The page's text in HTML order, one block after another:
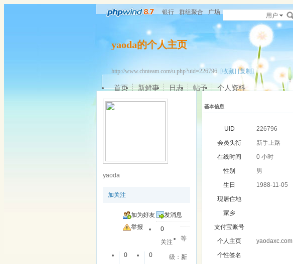
银行 群组聚合 广场 用户
yaoda的个人主页
http://www.chnteam.com/u.php?uid=226796 [收藏] [复制]
首页 新鲜事 日志 帖子 个人资料
yaoda
加关注
加为好友
发消息
举报
0
关注
0
0
等
级：新
基本信息
UID
226796
会员头衔
新手上路
在线时间
0 小时
性别
男
生日
1988-11-05
现居住地
家乡
支付宝账号
个人主页
yaodaxc.com
个性签名